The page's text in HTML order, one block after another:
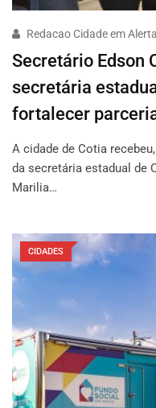
Redacao Cidade em Alerta
Secretário Edson
secretária
fortalecer
A cidade de Cotia
da secretária estadual de
Marilia…
CIDADES